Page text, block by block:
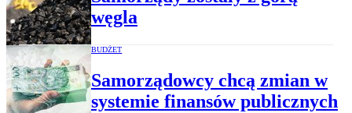
węgla
BUDŻET
Samorządowcy chcą zmian w
systemie finansów publicznych